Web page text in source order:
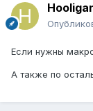
Если нужны
А также по